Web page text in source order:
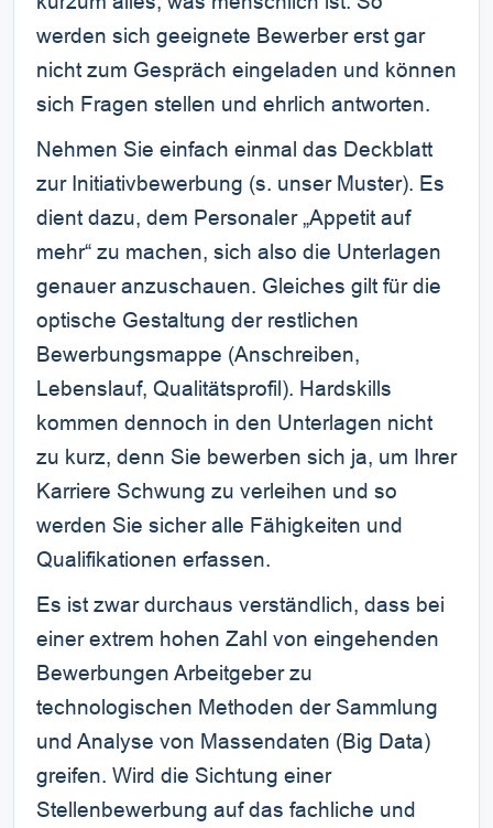
werden sich geeignete Bewerber erst gar
nicht zum Gespräch eingeladen und können
sich Fragen stellen und ehrlich antworten.
Nehmen Sie einfach einmal das Deckblatt
zur Initiativbewerbung (s. unser Muster). Es
dient dazu, dem Personaler „Appetit auf
mehr“ zu machen, sich also die Unterlagen
genauer anzuschauen. Gleiches gilt für die
optische Gestaltung der restlichen
Bewerbungsmappe (Anschreiben,
Lebenslauf, Qualitätsprofil). Hardskills
kommen dennoch in den Unterlagen nicht
zu kurz, denn Sie bewerben sich ja, um Ihrer
Karriere Schwung zu verleihen und so
werden Sie sicher alle Fähigkeiten und
Qualifikationen erfassen.
Es ist zwar durchaus verständlich, dass bei
einer extrem hohen Zahl von eingehenden
Bewerbungen Arbeitgeber zu
technologischen Methoden der Sammlung
und Analyse von Massendaten (Big Data)
greifen. Wird die Sichtung einer
Stellenbewerbung auf das fachliche und